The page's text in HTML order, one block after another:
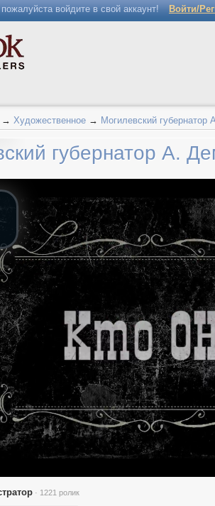
войдите в свой аккаунт! Войти/
→ Художественное → Могилевский губернатор
губернатор А.
· 1221 ролик